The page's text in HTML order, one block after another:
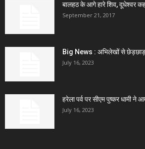
बालहठ के आगे हारे शिव, दूधेश्वर
September 21, 2017
Big News : अभिलेखों से छेड़छाड़
July 16, 2023
हरेला पर्व पर सीएम पुष्कर धामी ने
July 16, 2023